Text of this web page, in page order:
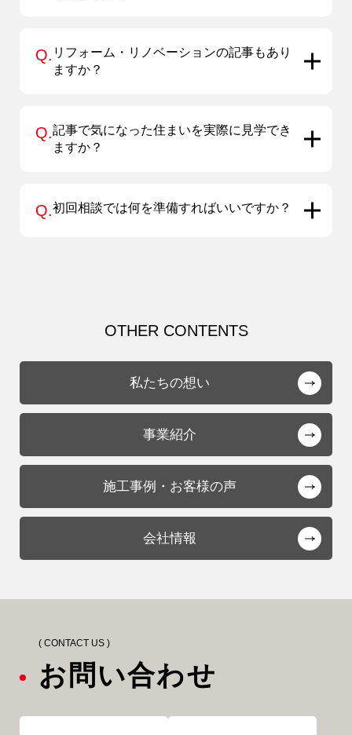
Q. リフォーム・リノベーションの記事もあり
ますか？
Q.記事で気になった住まいを実際に見学でき
ますか？
Q.初回相談では何を準備すればいいですか？
OTHER CONTENTS
私たちの想い
事業紹介
施工事例・お客様の声
会社情報
( CONTACT US )
お問い合わせ